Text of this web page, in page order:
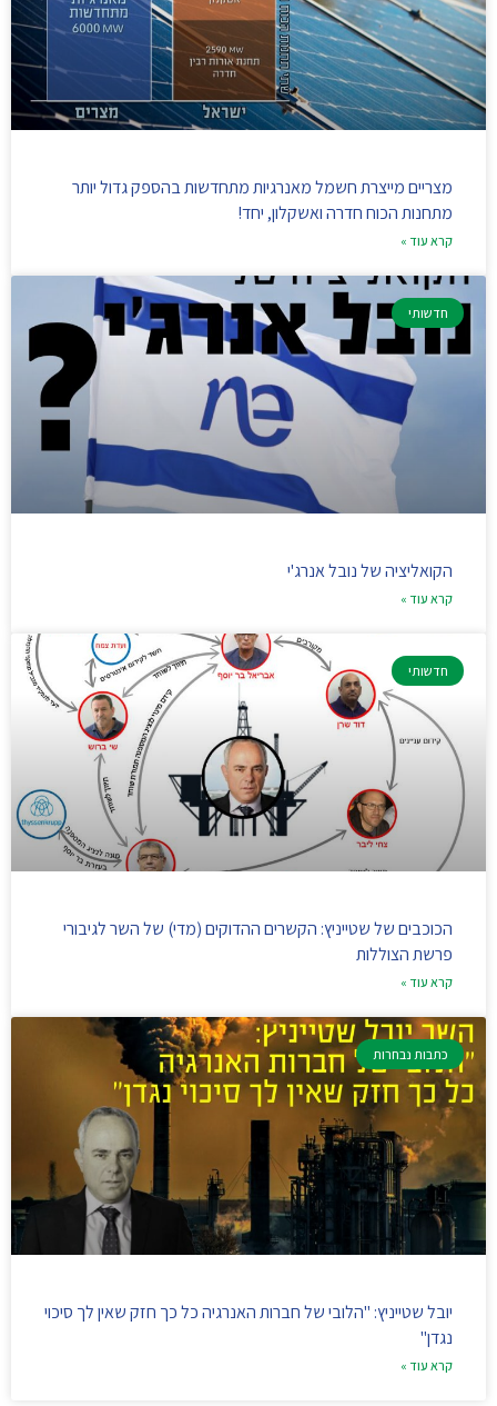
מצריים מייצרת חשמל מאנרגיות מתחדשות בהספק גדול יותר
מתחנות הכוח חדרה ואשקלון, יחד!
קרא עוד »
חדשותי
הקואליציה של נובל אנרג'י
קרא עוד »
חדשותי
הכוכבים של שטייניץ: הקשרים ההדוקים (מדי) של השר לגיבורי
פרשת הצוללות
קרא עוד »
כתבות נבחרות
יובל שטייניץ: "הלובי של חברות האנרגיה כל כך חזק שאין לך סיכוי
נגדן"
קרא עוד »